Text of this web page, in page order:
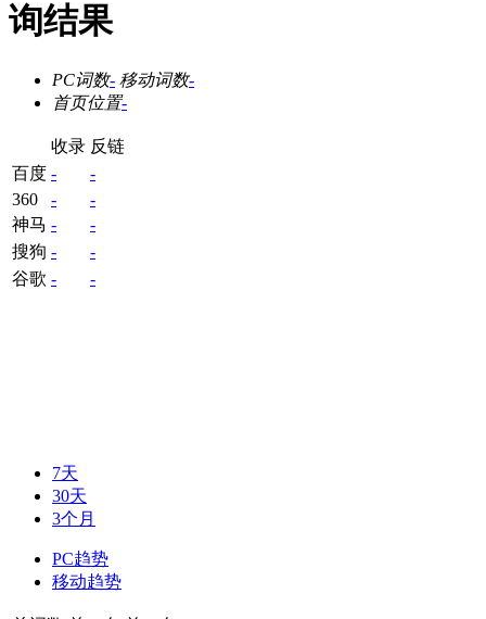
询结果
PC词数- 移动词数-
首页位置-
收录 反链
百度 -
-
360
-
-
神马 -
-
搜狗 -
-
谷歌 - -
7天
30天
3个月
PC趋势
移动趋势